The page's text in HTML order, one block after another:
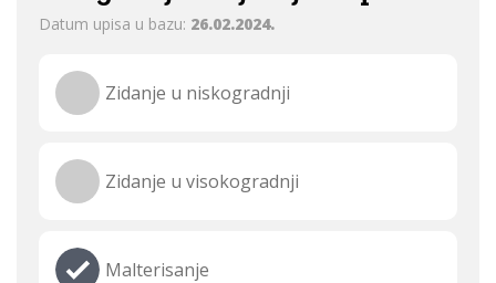
Datum upisa u bazu: 26.02.2024.
Zidanje u niskogradnji
Zidanje u visokogradnji
Malterisanje